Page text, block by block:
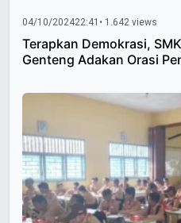
04/10/202422:41 • 1.642 views
Terapkan Demokrasi,
Genteng Adakan Orasi